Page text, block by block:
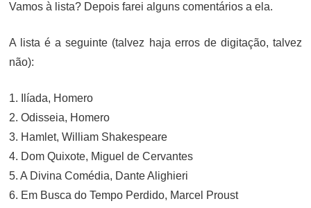
Vamos à lista? Depois farei alguns comentários a ela.
A lista é a seguinte (talvez haja erros de digitação, talvez
não):
1. Ilíada, Homero
2. Odisseia, Homero
3. Hamlet, William Shakespeare
4. Dom Quixote, Miguel de Cervantes
5. A Divina Comédia, Dante Alighieri
6. Em Busca do Tempo Perdido, Marcel Proust